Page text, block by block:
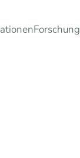
Forschung